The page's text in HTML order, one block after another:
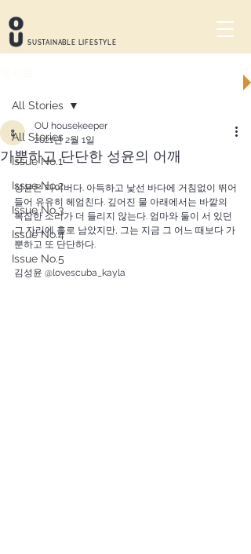
SUSTAINABLE LIFESTYLE
All Stories
Issue No.1
Issue No.2
Issue No.3
Issue No.4
Issue No.5
All Stories
가뿐하고 단단한 성윤의 어깨
OU housekeeper
2021년 2월 1일
성윤은 다이버다. 아득하고 낯선 바다에 거침없이 뛰어
들어 유유히 헤엄친다. 깊어진 물 아래에서는 바깥의
복잡한 소리가 더 들리지 않는다. 엄마와 둘이 서 있던
그 자리에 홀로 남았지만, 그는 지금 그 어느 때보다 가
뿐하고 또 단단하다.
김성윤 @lovescuba_kayla